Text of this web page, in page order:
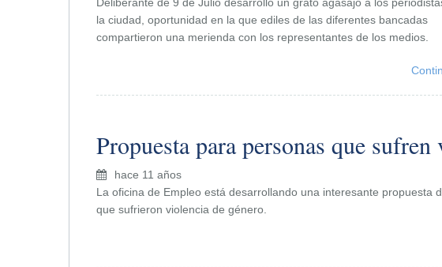
la ciudad, oportunidad en la que ediles de las diferentes bancadas
compartieron una merienda con los representantes de los medios.
Propuesta para personas que
hace 11 años
La oficina de Empleo está desarrollando una interesante propuesta
que sufrieron violencia de género.